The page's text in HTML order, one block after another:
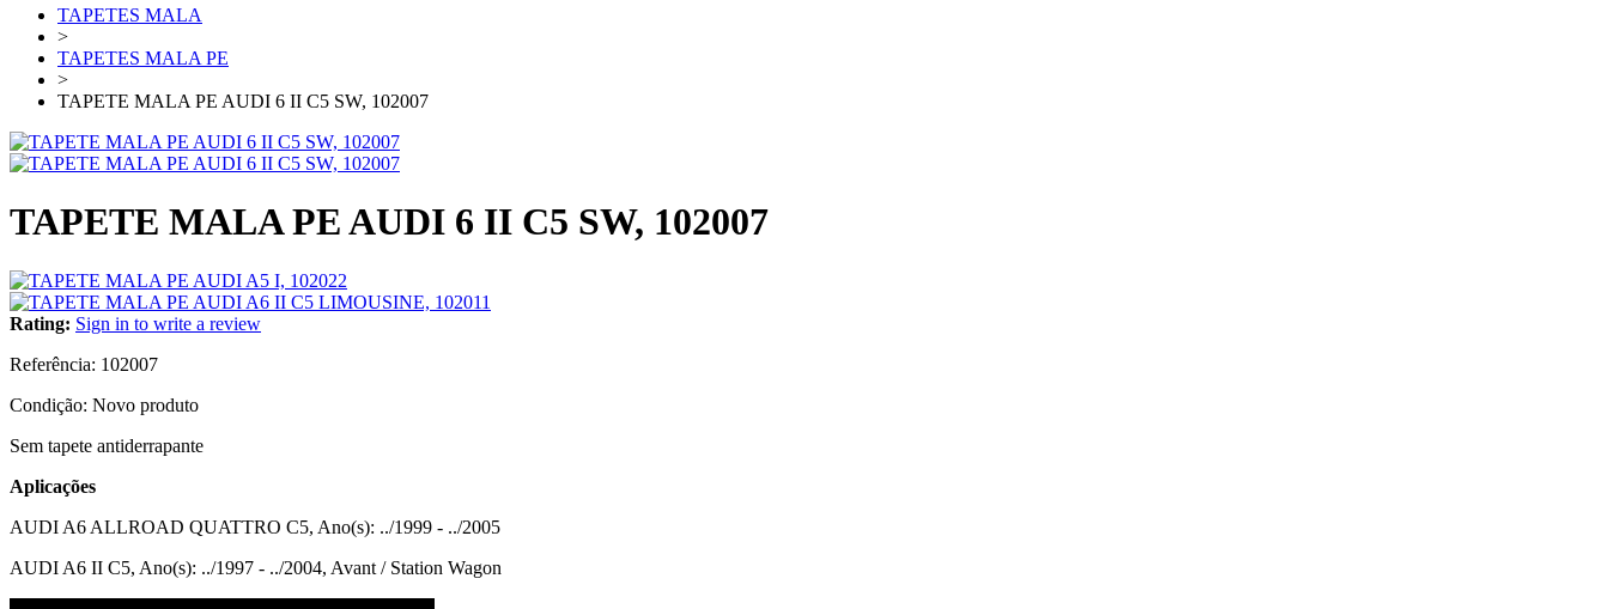
TAPETES MALA
>
TAPETES MALA PE
>
TAPETE MALA PE AUDI 6 II C5 SW, 102007
TAPETE MALA PE AUDI 6 II C5 SW, 102007
Rating: Sign in to write a review
Referência: 102007
Condição: Novo produto
Sem tapete antiderrapante
Aplicações
AUDI A6 ALLROAD QUATTRO C5, Ano(s): ../1999 - ../2005
AUDI A6 II C5, Ano(s): ../1997 - ../2004, Avant / Station Wagon